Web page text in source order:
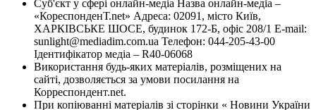
Суб'єкт у сфері онлайн-медіа Назва онлайн-медіа –
«КореспонденТ.net» Адреса: 02091, місто Київ,
ХАРКІВСЬКЕ ШОСЕ, будинок 172-Б, офіс 208/1 E-mail:
sunlight@mediadim.com.ua Телефон: 044-205-43-00
Ідентифікатор медіа – R40-06068
Використання будь-яких матеріалів, розміщених на
сайті, дозволяється за умови посилання на
Корреспондент.net.
При копіюванні матеріалів зі сторінки « Новини України